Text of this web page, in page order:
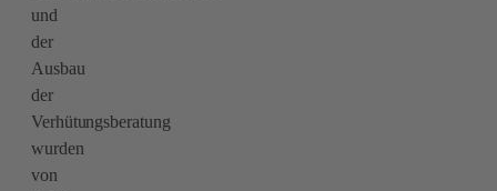
und
der
Ausbau
der
Verhütungsberatung
wurden
von